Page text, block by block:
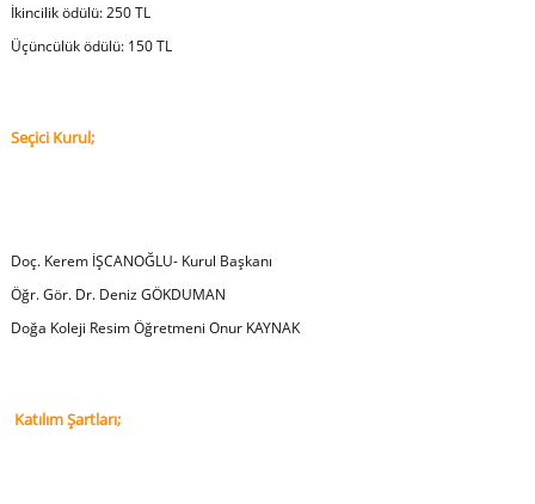
İkincilik ödülü: 250 TL
Üçüncülük ödülü: 150 TL
Seçici Kurul;
Doç. Kerem İŞCANOĞLU- Kurul Başkanı
Öğr. Gör. Dr. Deniz GÖKDUMAN
Doğa Koleji Resim Öğretmeni Onur KAYNAK
Katılım Şartları;